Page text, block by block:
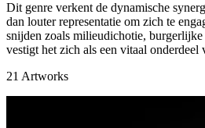
Dit genre verkent de dynamische
dan louter representatie om zich te
snijden zoals milieudichotie,
vestigt het zich als een vitaal onderdeel
21 Artworks